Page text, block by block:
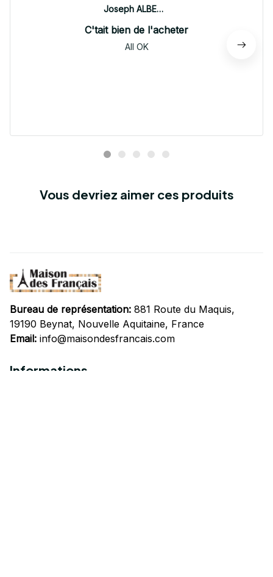
Joseph ALBERTINI
C'tait bien de l'acheter
All OK
Vous devriez aimer ces produits
Bureau de représentation: 881 Route du Maquis,
19190 Beynat, Nouvelle Aquitaine, France
Email: info@maisondesfrancais.com
Informations